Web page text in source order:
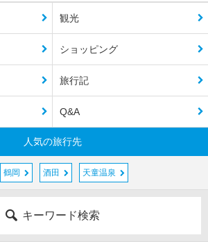
観光
ショッピング
旅行記
Q&A
人気の旅行先
鶴岡 酒田 天童温泉
キーワード検索